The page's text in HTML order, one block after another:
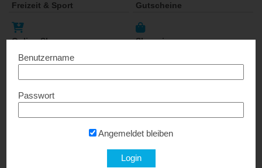
Freizeit & Sport Gutscheine
Online Shops Shopping
NEU DABEI
Benutzername
Passwort
Angemeldet bleiben